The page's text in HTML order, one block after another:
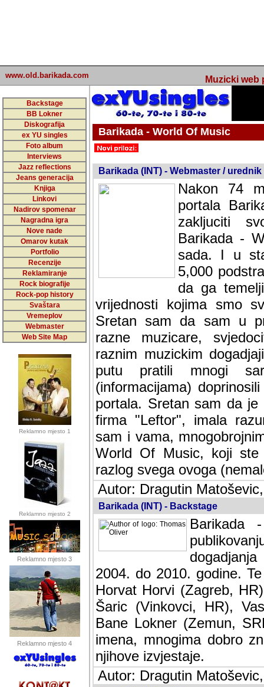
www.old.barikada.com Muzicki web
Backstage
BB Lokner
Diskografija
ex YU singles
Foto album
Interviews
Jazz reflections
Jeans generacija
Knjiga
Linkovi
Nadirov spomenar
Nagradna igra
Nove nade
Omarov kutak
Portfolio
Recenzije
Reklamiranje
Rock biografije
Rock-pop history
Svaštara
Vremeplov
Webmaster
Web Site Map
Reklamno mjesto 1
Reklamno mjesto 2
Reklamno mjesto 3
Reklamno mjesto 4
Barikada - World Of Music
Barikada (INT) - Webmaster / urednik
Nakon 74
portala
zakljuciti
Barikada -
sada. I u
5,000
da ga
vrijednosti kojima smo
Sretan sam da sam u
muzicare, svjedociti
muzickim dogadjajima...
mnogi saradnici koji
doprinosili vrijednosti i
sam da je i moj web
imala razumijevanja za
mnogobrojnim
Music, koji ste ga
ovoga (nemalog) rada.
Autor: Dragutin
Barikada (INT) - Backstage
Barikada
2004. do 2010. godine.
Horvat Horvi (Zagreb,
Šaric (Vinkovci, HR),
Bane Lokner (Zemun,
imena, mnogima dobro
njihove izvjestaje.
Autor: Dragutin